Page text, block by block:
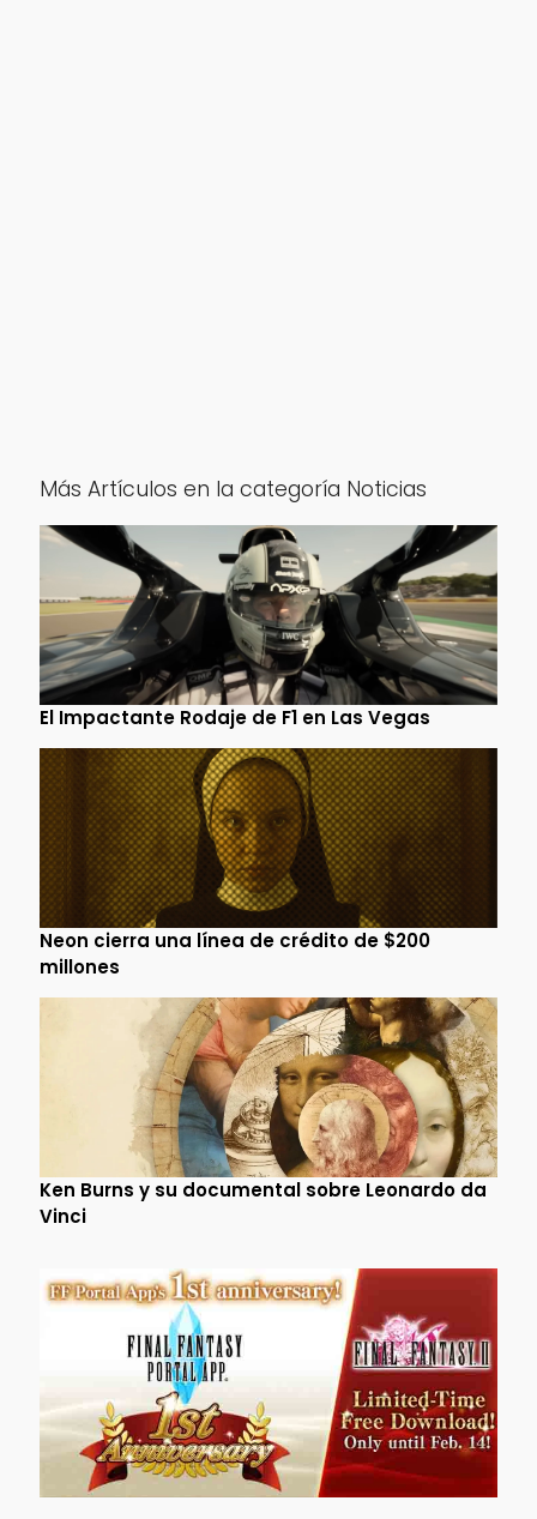
Más Artículos en la categoría Noticias
El Impactante Rodaje de F1 en Las Vegas
Neon cierra una línea de crédito de $200
millones
Ken Burns y su documental sobre Leonardo da
Vinci